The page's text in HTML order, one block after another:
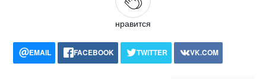
нравится
EMAIL FACEBOOK TWITTER
VK.COM